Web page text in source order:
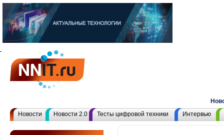
Новости:
Новости
Новости 2.0 Тесты цифровой техники Интервью